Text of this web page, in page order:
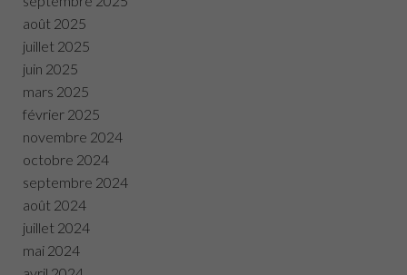
août 2025
juillet 2025
juin 2025
mars 2025
février 2025
novembre 2024
octobre 2024
septembre 2024
août 2024
juillet 2024
mai 2024